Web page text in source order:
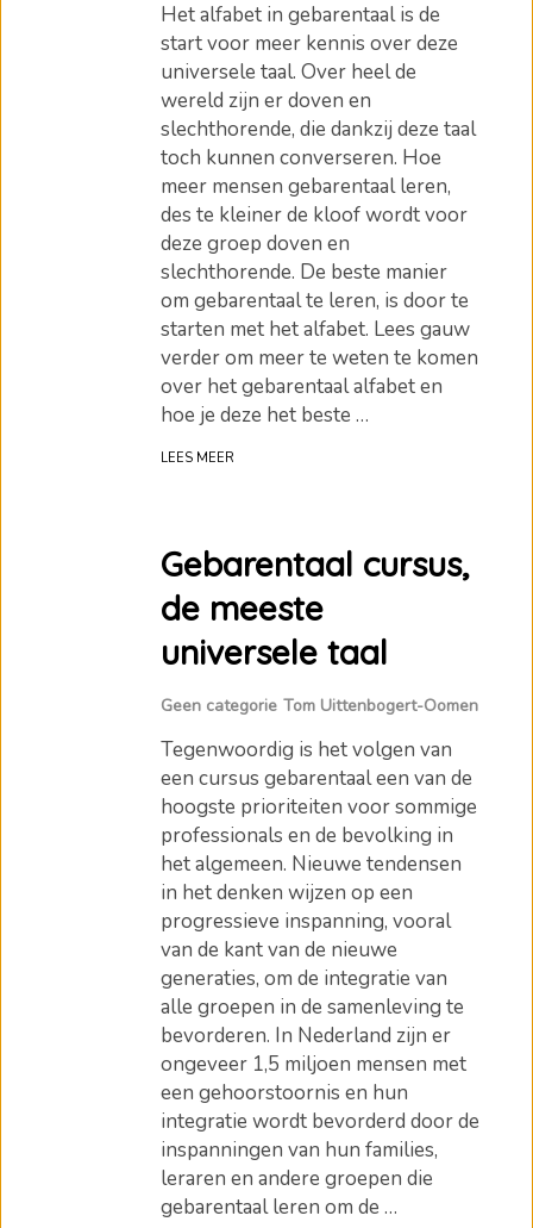
Het alfabet in gebarentaal is de
start voor meer kennis over deze
universele taal. Over heel de
wereld zijn er doven en
slechthorende, die dankzij deze taal
toch kunnen converseren. Hoe
meer mensen gebarentaal leren,
des te kleiner de kloof wordt voor
deze groep doven en
slechthorende. De beste manier
om gebarentaal te leren, is door te
starten met het alfabet. Lees gauw
verder om meer te weten te komen
over het gebarentaal alfabet en
hoe je deze het beste …
LEES MEER
Gebarentaal cursus,
de meeste
universele taal
Geen categorie Tom Uittenbogert-Oomen
Tegenwoordig is het volgen van
een cursus gebarentaal een van de
hoogste prioriteiten voor sommige
professionals en de bevolking in
het algemeen. Nieuwe tendensen
in het denken wijzen op een
progressieve inspanning, vooral
van de kant van de nieuwe
generaties, om de integratie van
alle groepen in de samenleving te
bevorderen. In Nederland zijn er
ongeveer 1,5 miljoen mensen met
een gehoorstoornis en hun
integratie wordt bevorderd door de
inspanningen van hun families,
leraren en andere groepen die
gebarentaal leren om de …